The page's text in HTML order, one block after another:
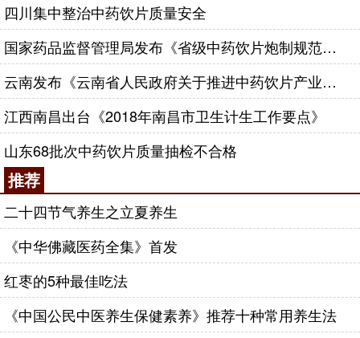
四川集中整治中药饮片质量安全
国家药品监督管理局发布《省级中药饮片炮制规范修订的技术指导原则》
云南发布《云南省人民政府关于推进中药饮片产业发展的若干意见》
江西南昌出台《2018年南昌市卫生计生工作要点》
山东68批次中药饮片质量抽检不合格
推荐
二十四节气养生之立夏养生
《中华佛藏医药全集》首发
红枣的5种最佳吃法
《中国公民中医养生保健素养》推荐十种常用养生法